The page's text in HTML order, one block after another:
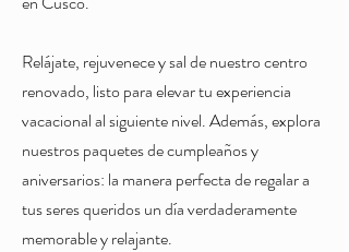
Relájate, rejuvenece y sal de nuestro centro
renovado, listo para elevar tu experiencia
vacacional al siguiente nivel. Además, explora
nuestros paquetes de cumpleaños y
aniversarios: la manera perfecta de regalar a
tus seres queridos un día verdaderamente
memorable y relajante.